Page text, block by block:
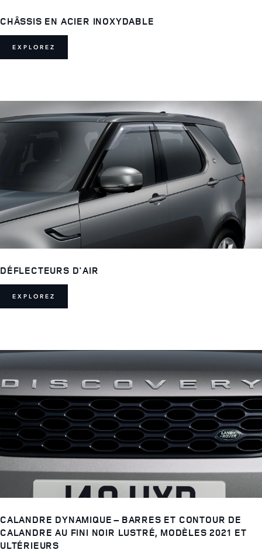
CHÂSSIS EN ACIER INOXYDABLE
EXPLOREZ
DÉFLECTEURS D'AIR
EXPLOREZ
CALANDRE DYNAMIQUE – BARRES ET CONTOUR DE
CALANDRE AU FINI NOIR LUSTRÉ, MODÈLES 2021 ET
ULTÉRIEURS